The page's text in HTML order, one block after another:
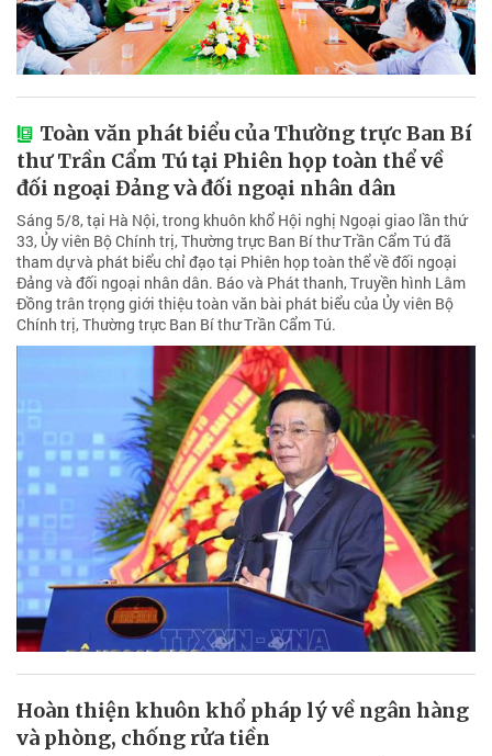
Toàn văn phát biểu của Thường trực Ban Bí
thư Trần Cẩm Tú tại Phiên họp toàn thể về
đối ngoại Đảng và đối ngoại nhân dân
Sáng 5/8, tại Hà Nội, trong khuôn khổ Hội nghị Ngoại giao lần thứ
33, Ủy viên Bộ Chính trị, Thường trực Ban Bí thư Trần Cẩm Tú đã
tham dự và phát biểu chỉ đạo tại Phiên họp toàn thể về đối ngoại
Đảng và đối ngoại nhân dân. Báo và Phát thanh, Truyền hình Lâm
Đồng trân trọng giới thiệu toàn văn bài phát biểu của Ủy viên Bộ
Chính trị, Thường trực Ban Bí thư Trần Cẩm Tú.
Hoàn thiện khuôn khổ pháp lý về ngân hàng
và phòng, chống rửa tiền